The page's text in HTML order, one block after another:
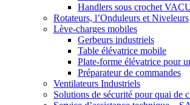
Handlers sous crochet
Rotateurs, l’Onduleurs et Niveleurs
Lève-charges mobiles
Gerbeurs industriels
Table élévatrice mobile
Plate-forme élévatrice pour
Préparateur de commandes
Ventilateurs Industriels
Solutions de sécurité pour quai de